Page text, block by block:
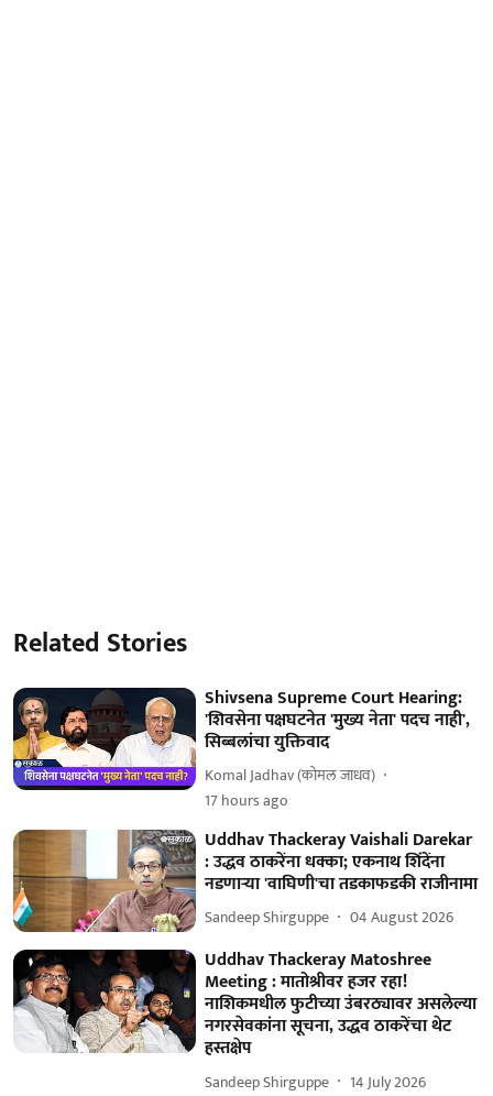
Related Stories
Shivsena Supreme Court Hearing:
'शिवसेना पक्षघटनेत 'मुख्य नेता' पदच नाही',
सिब्बलांचा युक्तिवाद
Komal Jadhav (कोमल जाधव)
17 hours ago
Uddhav Thackeray Vaishali Darekar
: उद्धव ठाकरेंना धक्का; एकनाथ शिंदेंना
नडणाऱ्या 'वाघिणी'चा तडकाफडकी राजीनामा
Sandeep Shirguppe 04 August 2026
Uddhav Thackeray Matoshree
Meeting : मातोश्रीवर हजर रहा!
नाशिकमधील फुटीच्या उंबरठ्यावर असलेल्या
नगरसेवकांना सूचना, उद्धव ठाकरेंचा थेट
हस्तक्षेप
Sandeep Shirguppe 14 July 2026